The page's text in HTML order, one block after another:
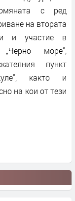
с ред
на втората
и участие в
море“,
пункт
както и
на кои от тези